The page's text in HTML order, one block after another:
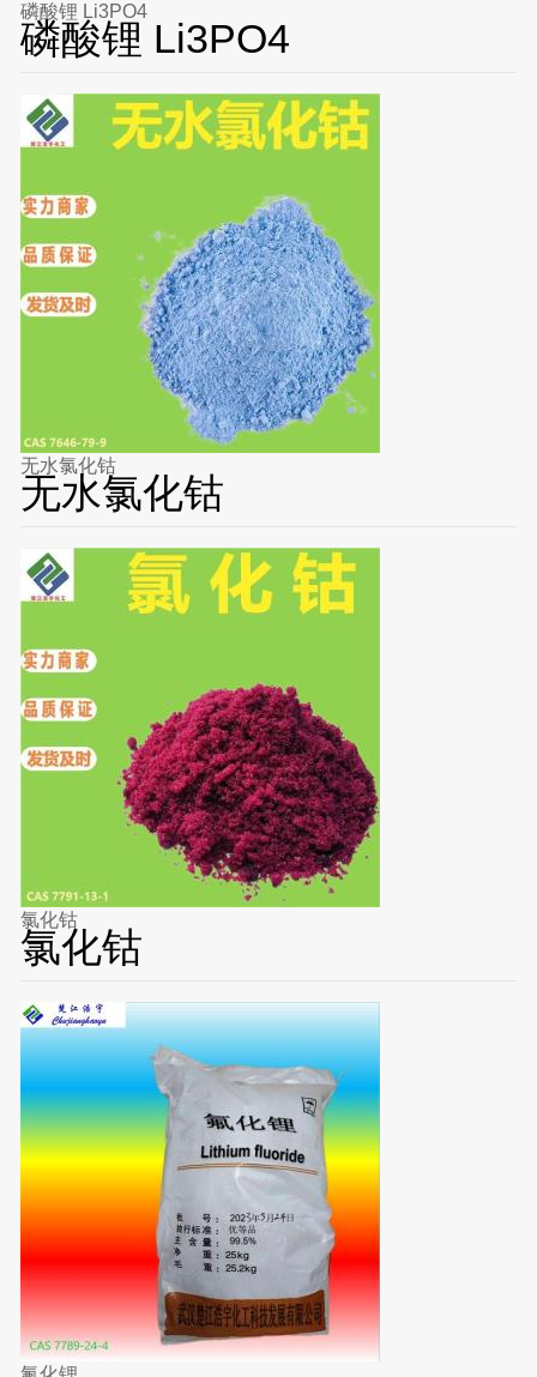
磷酸锂 Li3PO4
磷酸锂 Li3PO4
无水氯化钴
无水氯化钴
氯化钴
氯化钴